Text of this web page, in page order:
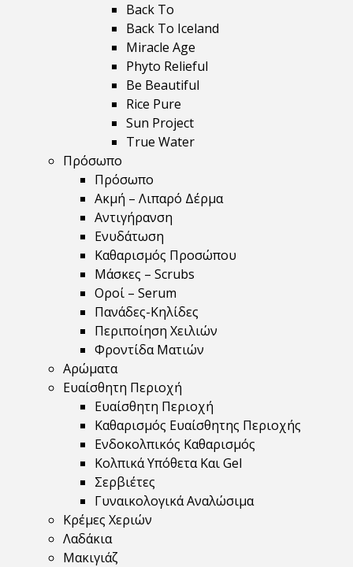
Back To
Back To Iceland
Miracle Age
Phyto Relieful
Be Beautiful
Rice Pure
Sun Project
True Water
Πρόσωπο
Πρόσωπο
Ακμή – Λιπαρό Δέρμα
Αντιγήρανση
Ενυδάτωση
Καθαρισμός Προσώπου
Μάσκες – Scrubs
Οροί – Serum
Πανάδες-Κηλίδες
Περιποίηση Χειλιών
Φροντίδα Ματιών
Αρώματα
Ευαίσθητη Περιοχή
Ευαίσθητη Περιοχή
Καθαρισμός Ευαίσθητης Περιοχής
Ενδοκολπικός Καθαρισμός
Κολπικά Υπόθετα Και Gel
Σερβιέτες
Γυναικολογικά Αναλώσιμα
Κρέμες Χεριών
Λαδάκια
Μακιγιάζ